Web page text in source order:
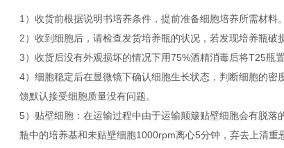
1）收货前根据说明书培养条件，提前准备细胞培养所需材料。
2）收到细胞后，请检查发货培养瓶的状况，若发现培养瓶破
3）收货后没有外观损坏的情况下用75%酒精消毒后将T25瓶
4）细胞稳定后在显微镜下确认细胞生长状态，判断细胞的
馈默认接受细胞质量没有问题。
5）贴壁细胞：在运输过程中由于运输颠簸贴壁细胞会有脱
瓶中的培养基和未贴壁细胞1000rpm离心5分钟，弃去上清重